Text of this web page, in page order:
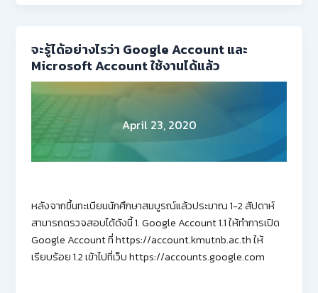
จะรู้ได้อย่างไรว่า Google Account และ
Microsoft Account ใช้งานได้แล้ว
April 23, 2020
หลังจากขึ้นทะเบียนนักศึกษาสมบูรณ์แล้วประมาณ 1-2 สัปดาห์
สามารถตรวจสอบได้ดังนี้ 1. Google Account 1.1 ให้ทำการเปิด
Google Account ที่ https://account.kmutnb.ac.th ให้
เรียบร้อย 1.2 เข้าไปที่เว็บ https://accounts.google.com